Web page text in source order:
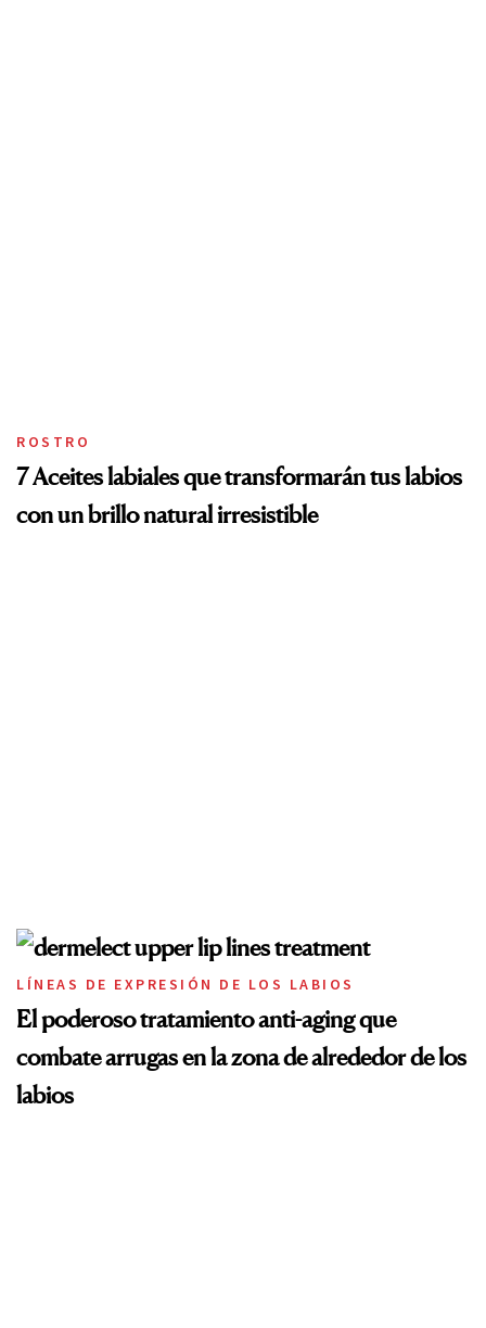
ROSTRO
7 Aceites labiales que transformarán tus labios
con un brillo natural irresistible
LÍNEAS DE EXPRESIÓN DE LOS LABIOS
El poderoso tratamiento anti-aging que
combate arrugas en la zona de alrededor de los
labios